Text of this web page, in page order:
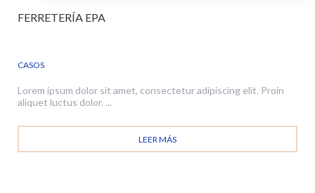
FERRETERÍA EPA
CASOS
Lorem ipsum dolor sit amet, consectetur adipiscing elit. Proin
aliquet luctus dolor. ...
LEER MÁS